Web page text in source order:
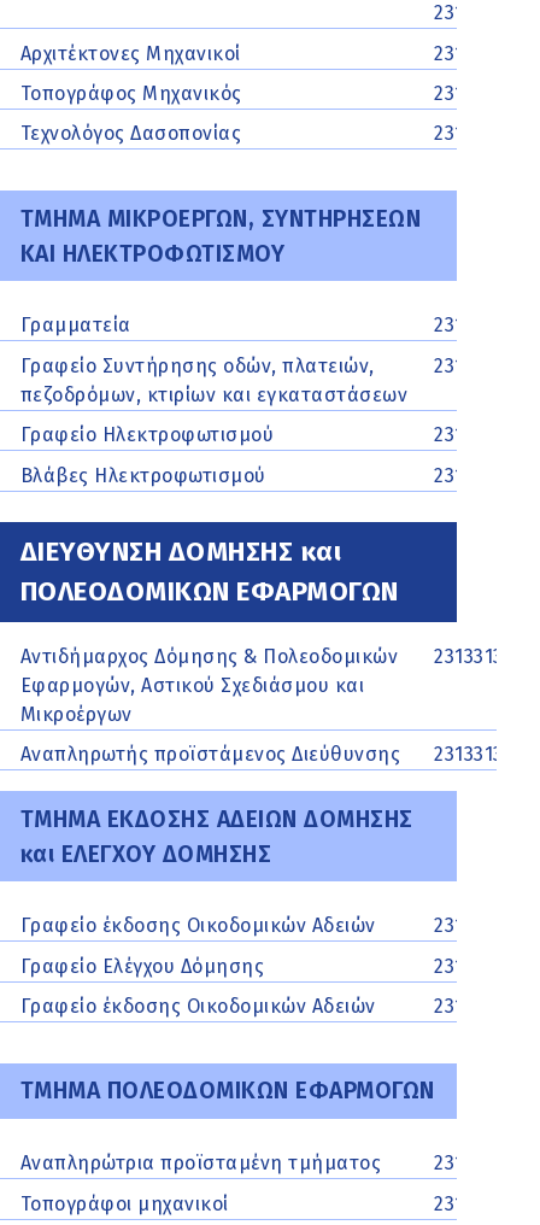
Αρχιτέκτονες Μηχανικοί
Τοπογράφος Μηχανικός
2313313344
Τεχνολόγος Δασοπονίας
2313313465
ΤΜΗΜΑ ΜΙΚΡΟΕΡΓΩΝ, ΣΥΝΤΗΡΗΣΕΩΝ
ΚΑΙ ΗΛΕΚΤΡΟΦΩΤΙΣΜΟΥ
Γραμματεία
2312007227
Γραφείο Συντήρησης οδών, πλατειών,
πεζοδρόμων, κτιρίων και εγκαταστάσεων
2312007226
Γραφείο Ηλεκτροφωτισμού
2312007223
Βλάβες Ηλεκτροφωτισμού
2312007224
ΔΙΕΥΘΥΝΣΗ ΔΟΜΗΣΗΣ και
ΠΟΛΕΟΔΟΜΙΚΩΝ ΕΦΑΡΜΟΓΩΝ
Αντιδήμαρχος Δόμησης & Πολεοδομικών
Εφαρμογών, Αστικού Σχεδιάσμου και
Μικροέργων
2313313449
Αναπληρωτής προϊστάμενος Διεύθυνσης 2313313345
ΤΜΗΜΑ ΕΚΔΟΣΗΣ ΑΔΕΙΩΝ ΔΟΜΗΣΗΣ
και ΕΛΕΓΧΟΥ ΔΟΜΗΣΗΣ
Γραφείο έκδοσης Οικοδομικών Αδειών
Γραφείο Ελέγχου Δόμησης
Γραφείο έκδοσης Οικοδομικών Αδειών
2313313418
ΤΜΗΜΑ ΠΟΛΕΟΔΟΜΙΚΩΝ ΕΦΑΡΜΟΓΩΝ
Αναπληρώτρια προϊσταμένη τμήματος
2313313345
Τοπογράφοι μηχανικοί